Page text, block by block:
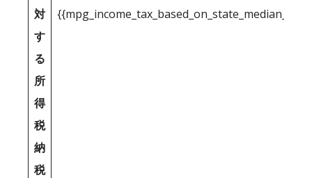
対
す
る
所
得
税
納
税